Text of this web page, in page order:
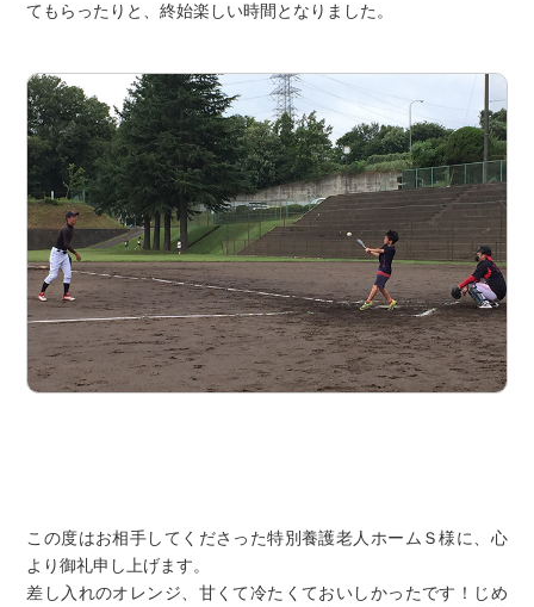
てもらったりと、終始楽しい時間となりました。
この度はお相手してくださった特別養護老人ホームＳ様に、心
より御礼申し上げます。
差し入れのオレンジ、甘くて冷たくておいしかったです！じめ